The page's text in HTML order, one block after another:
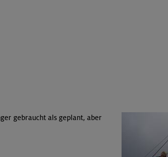
gebraucht als geplant, aber